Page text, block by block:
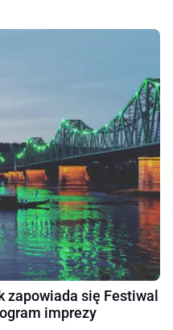
zapowiada się Festiwal
imprezy